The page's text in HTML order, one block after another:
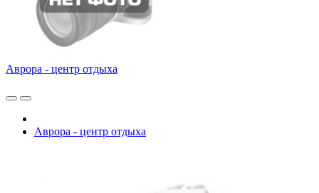
Аврора - центр отдыха
Аврора - центр отдыха